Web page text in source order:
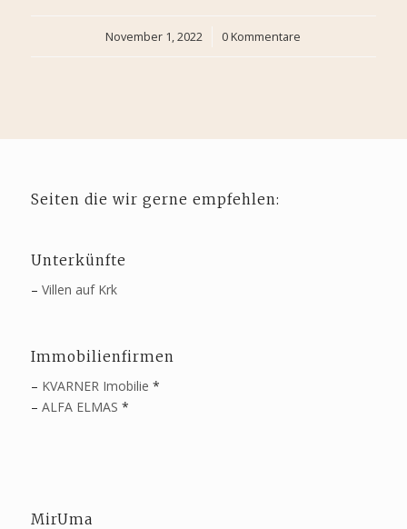
November 1, 2022
/ 0 Kommentare
Seiten die wir gerne empfehlen:
Unterkünfte
– Villen auf Krk
Immobilienfirmen
– KVARNER Imobilie *
– ALFA ELMAS *
MirUma